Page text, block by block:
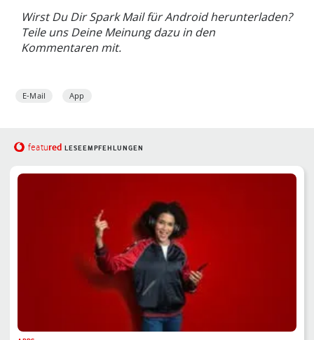
Wirst Du Dir Spark Mail für Android herunterladen?
Teile uns Deine Meinung dazu in den
Kommentaren mit.
E-Mail App
featured LESEEMPFEHLUNGEN